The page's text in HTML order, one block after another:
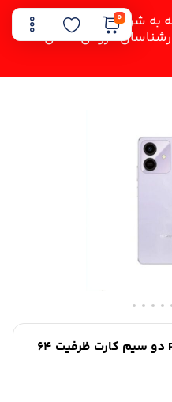
شرایط فعلی لطفا قبل از
فروش تماس
0
گوشی موبایل آنر مدل Play10 دو سیم کارت ظرفیت 64